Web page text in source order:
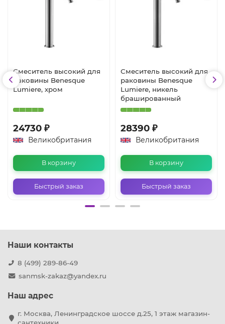
Смеситель высокий для
раковины Benesque
Lumiere, хром
24730 ₽
Великобритания
В корзину
Быстрый заказ
Смеситель высокий для
раковины Benesque
Lumiere, никель
брашированный
28390 ₽
Великобритания
В корзину
Быстрый заказ
Наши контакты
8 (499) 289-86-49
sanmsk-zakaz@yandex.ru
Наш адрес
г. Москва, Ленинградское шоссе д.25, 1 этаж магазин-